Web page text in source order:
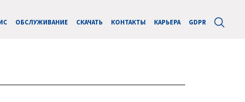
ОБСЛУЖИВАНИЕ СКАЧАТЬ КОНТАКТЫ КАРЬЕРА GDPR